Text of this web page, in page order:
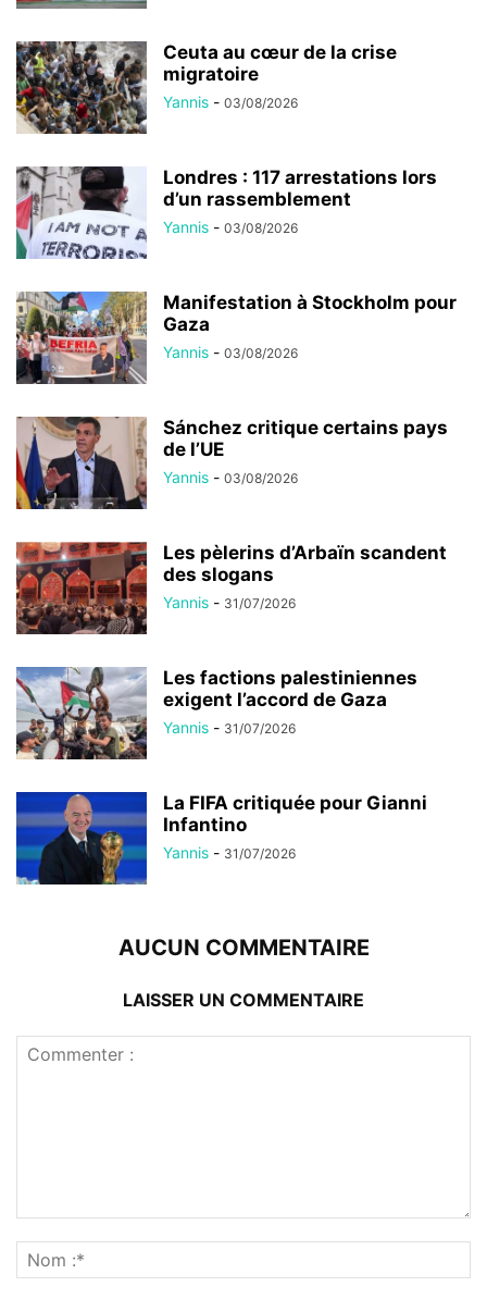
Ceuta au cœur de la crise
migratoire
Yannis - 03/08/2026
Londres : 117 arrestations lors
d’un rassemblement
Yannis - 03/08/2026
Manifestation à Stockholm pour
Gaza
Yannis - 03/08/2026
Sánchez critique certains pays
de l’UE
Yannis - 03/08/2026
Les pèlerins d’Arbaïn scandent
des slogans
Yannis - 31/07/2026
Les factions palestiniennes
exigent l’accord de Gaza
Yannis - 31/07/2026
La FIFA critiquée pour Gianni
Infantino
Yannis - 31/07/2026
AUCUN COMMENTAIRE
LAISSER UN COMMENTAIRE